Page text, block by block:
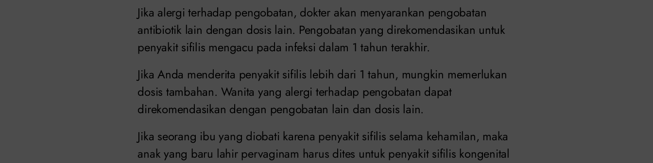
Jika alergi terhadap pengobatan, dokter akan menyarankan pengobatan
antibiotik lain dengan dosis lain. Pengobatan yang direkomendasikan untuk
penyakit sifilis mengacu pada infeksi dalam 1 tahun terakhir.
Jika Anda menderita penyakit sifilis lebih dari 1 tahun, mungkin memerlukan
dosis tambahan. Wanita yang alergi terhadap pengobatan dapat
direkomendasikan dengan pengobatan lain dan dosis lain.
Jika seorang ibu yang diobati karena penyakit sifilis selama kehamilan, maka
anak yang baru lahir pervaginam harus dites untuk penyakit sifilis kongenital